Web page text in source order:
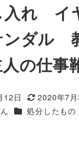
入れ イ
ダル
の仕事
12日
更新日
2020年7
カテゴリー
処分したもの